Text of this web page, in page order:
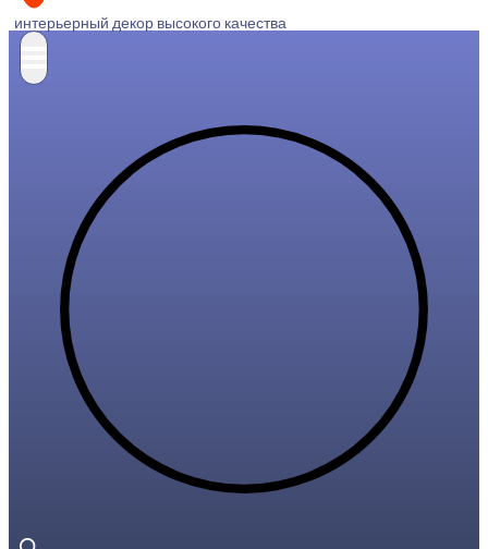
интерьерный декор высокого качества